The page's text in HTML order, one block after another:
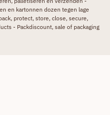
en kartonnen dozen tegen lage
protect, store, close, secure,
- Packdiscount, sale of packaging